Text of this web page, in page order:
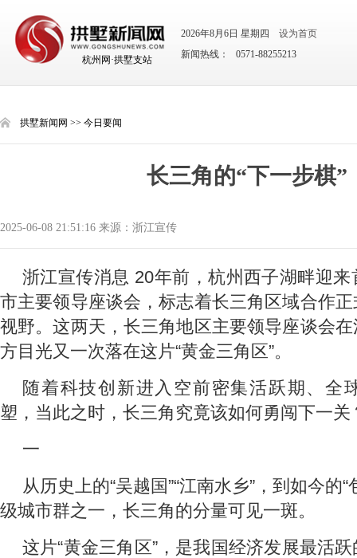
杭州网·拱墅支站
2026年8月6日 星期四
设为首页
新闻热线： 0571-88255213
拱墅新闻网 >> 今日要闻
长三角的“下一步棋”
2025-06-08 21:51:16 来源：浙江宣传
浙江宣传消息 20年前，杭州西子湖畔迎
市主要领导座谈会，标志着长三角区域合作
视野。这两天，长三角地区主要领导座谈会
方目光又一次落在这片“黄金三角区”。
随着科技创新进入空前密集活跃期、全
塑，当此之时，长三角究竟该如何勇闯下一关
一
从历史上的“吴越国”“江南水乡”，到如今的
级城市群之一，长三角的分量可见一斑。
这片“黄金三角区”，是我国经济发展最活